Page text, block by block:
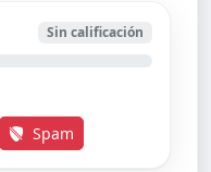
Sin calificación
Spam